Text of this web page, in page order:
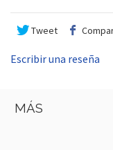
Tweet
Escribir una reseña
MÁS